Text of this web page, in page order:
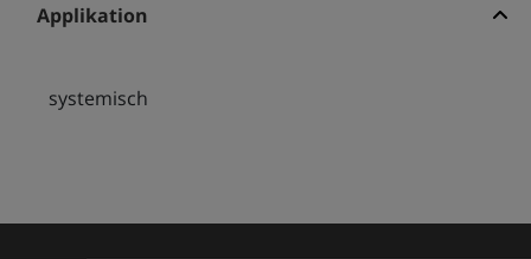
Applikation
systemisch